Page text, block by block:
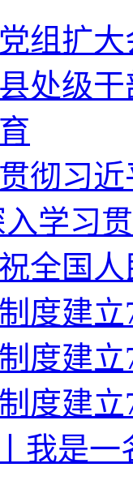
组扩
处级
彻习
学习
全国
度建
度建
度建
我是